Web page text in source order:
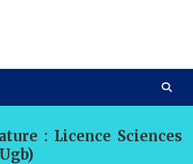
: Licence Sciences